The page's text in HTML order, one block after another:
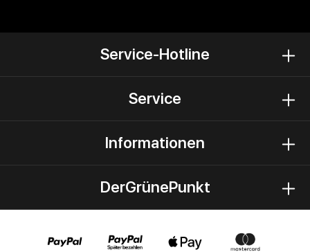
DerGrünePunkt
Service-Hotline
Service
Informationen